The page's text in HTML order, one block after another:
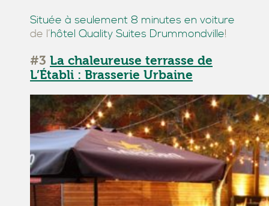
Située à seulement 8 minutes en voiture
de l’hôtel Quality Suites Drummondville!
#3 La chaleureuse terrasse de
L’Établi : Brasserie Urbaine